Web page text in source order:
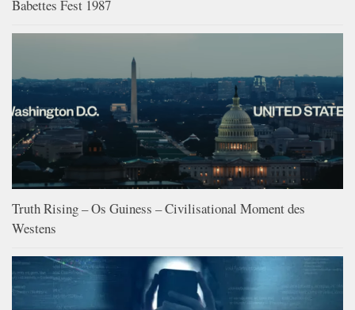
Babettes Fest 1987
Truth Rising – Os Guiness – Civilisational Moment des
Westens